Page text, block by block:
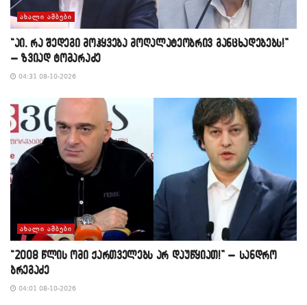
ᲐᲮᲐᲚᲘ ᲐᲛᲑᲔᲑᲘ
“აი, რა შედეგი მოჰყვება მოღალატეობრივ განცხადებებს!”
– ზვიად ტომარაძე
04:31 08-10-2026
ᲐᲮᲐᲚᲘ ᲐᲛᲑᲔᲑᲘ
“2008 წლის ომი ქართველებს არ დაუწყიათ!” – სანდრო
ბრეგაძე
04:01 08-10-2026